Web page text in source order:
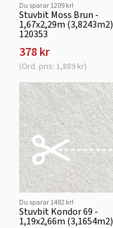
Du sparar 1209 kr!
Stuvbit Moss Brun -
1,67x2,29m (3,8243m2)
120353
378 kr
(Ord. pris: 1,889 kr)
Du sparar 1482 kr!
Stuvbit Kondor 69 -
1,19x2,66m (3,1654m2)